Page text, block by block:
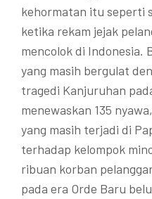
kehormatan itu seperti
ketika rekam jejak
mencolok di Indonesia.
yang masih bergulat
tragedi Kanjuruhan
menewaskan 135
yang masih terjadi di
terhadap kelompok
ribuan korban
pada era Orde Baru